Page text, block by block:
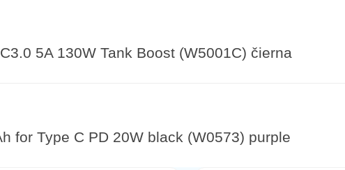
5A 130W Tank Boost (W5001C) čierna
for Type C PD 20W black (W0573) purple